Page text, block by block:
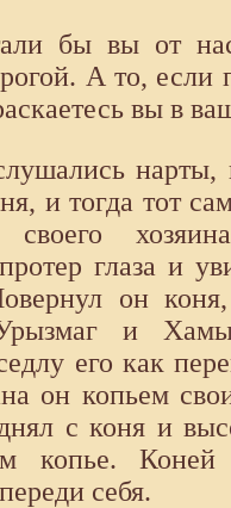
бы вы от
А то, если
вы в
нарты,
и тогда тот
своего
глаза и
он
и
его как
он копьем
с коня и
копье. Коней
себя.